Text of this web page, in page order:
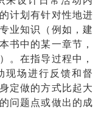
计划有针对性地进
业知识（例如，建
书中的某一章节，
。在指导过程中，
现场进行反馈和督
定做的方式比起大
问题点或做出的成